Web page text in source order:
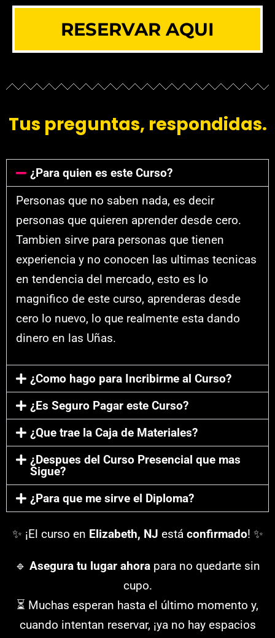
RESERVAR AQUI
Tus preguntas, respondidas.
¿Para quien es este Curso?
Personas que no saben nada, es decir
personas que quieren aprender desde cero.
Tambien sirve para personas que tienen
experiencia y no conocen las ultimas tecnicas
en tendencia del mercado, esto es lo
magnifico de este curso, aprenderas desde
cero lo nuevo, lo que realmente esta dando
dinero en las Uñas.
¿Como hago para Incribirme al Curso?
¿Es Seguro Pagar este Curso?
¿Que trae la Caja de Materiales?
¿Despues del Curso Presencial que mas
Sigue?
¿Para que me sirve el Diploma?
✨ ¡El curso en Elizabeth, NJ está confirmado! ✨
🔹 Asegura tu lugar ahora para no quedarte sin
cupo.
⏳ Muchas esperan hasta el último momento y,
cuando intentan reservar, ¡ya no hay espacios